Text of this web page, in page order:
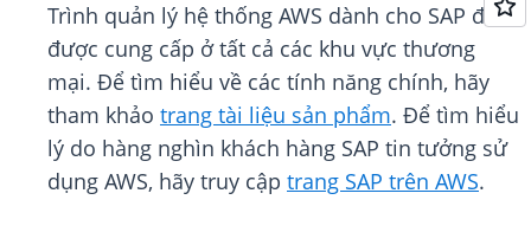
Trình quản lý hệ thống AWS dành cho SAP đã
được cung cấp ở tất cả các khu vực thương
mại. Để tìm hiểu về các tính năng chính, hãy
tham khảo trang tài liệu sản phẩm. Để tìm hiểu
lý do hàng nghìn khách hàng SAP tin tưởng sử
dụng AWS, hãy truy cập trang SAP trên AWS.